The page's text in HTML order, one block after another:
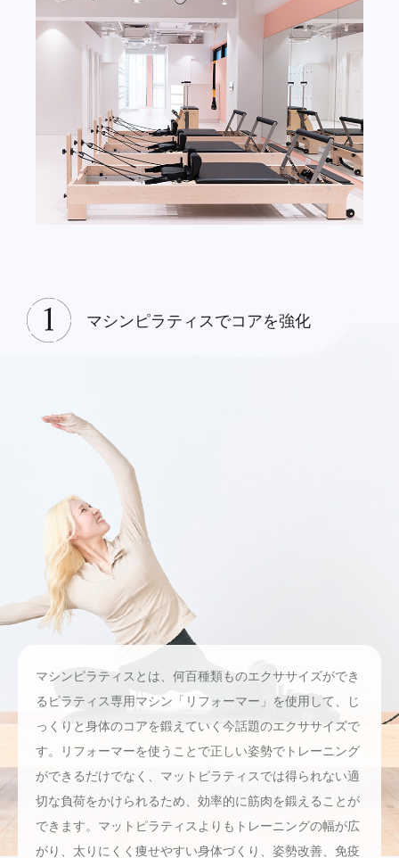
マシンピラティスでコアを強化
マシンピラティスとは、何百種類ものエクササイズができ
るピラティス専用マシン「リフォーマー」を使用して、じ
っくりと身体のコアを鍛えていく今話題のエクササイズで
す。リフォーマーを使うことで正しい姿勢でトレーニング
ができるだけでなく、マットピラティスでは得られない適
切な負荷をかけられるため、効率的に筋肉を鍛えることが
できます。マットピラティスよりもトレーニングの幅が広
がり、太りにくく痩せやすい身体づくり、姿勢改善、免疫